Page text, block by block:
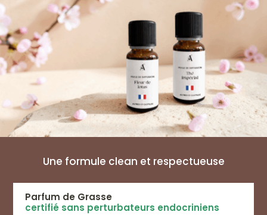
du
produit
du
produit
Une formule clean et respectueuse
Parfum de Grasse
certifié sans perturbateurs endocriniens